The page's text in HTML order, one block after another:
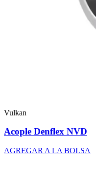
Vulkan
Acople Denflex NVD
AGREGAR A LA BOLSA